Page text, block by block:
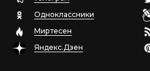
Одноклассники
Миртесен
Яндекс.Дзен